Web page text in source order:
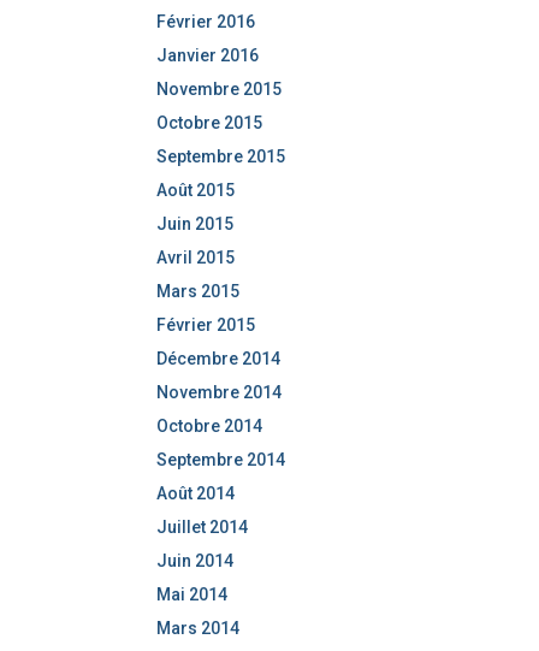
Février 2016
Janvier 2016
Novembre 2015
Octobre 2015
Septembre 2015
Août 2015
Juin 2015
Avril 2015
Mars 2015
Février 2015
Décembre 2014
Novembre 2014
Octobre 2014
Septembre 2014
Août 2014
Juillet 2014
Juin 2014
Mai 2014
Mars 2014